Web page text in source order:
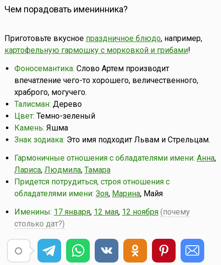
Чем порадовать именинника?
Приготовьте вкусное праздничное блюдо, например,
картофельную гармошку с морковкой и грибами!
Фоносемантика: Слово Артем производит
впечатление чего-то хорошего, величественного,
храброго, могучего.
Талисман: Дерево
Цвет: Темно-зеленый
Камень: Яшма
Знак зодиака: Это имя подходит Львам и Стрельцам.
Гармоничные отношения с обладателями имени: Анна,
Лариса, Людмила, Тамара
Придется потрудиться, строя отношения с
обладателями имени: Зоя, Марина, Майя
Именины: 17 января, 12 мая, 12 ноября (почему
столько дат?)